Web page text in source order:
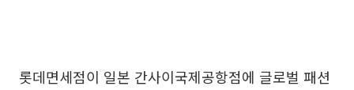
롯데면세점이 일본 간사이국제공항점에 글로벌 패션